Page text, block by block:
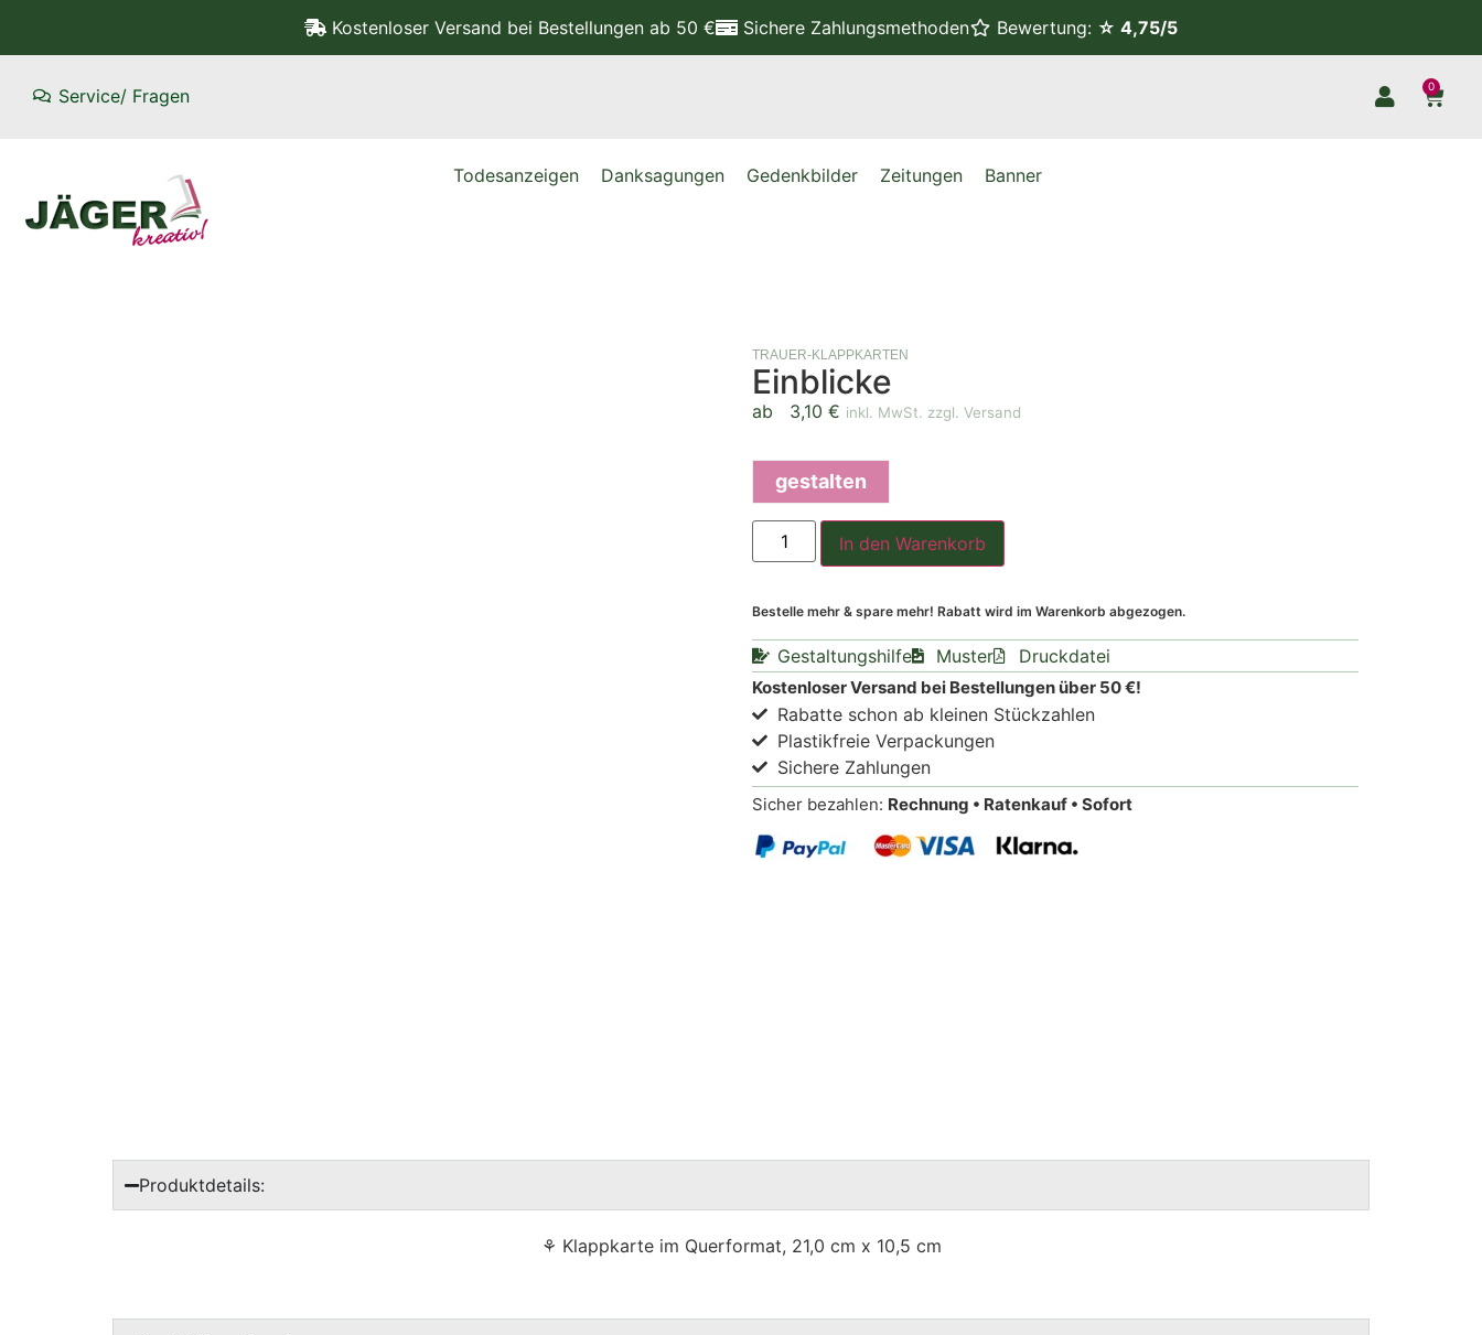
Kostenloser Versand bei Bestellungen ab 50 € Sichere Zahlungsmethoden Bewertung: ☆ 4,75/5
Service/ Fragen 0
Todesanzeigen Danksagungen Gedenkbilder Zeitungen Banner
TRAUER-KLAPPKARTEN
Einblicke
ab 3,10 € inkl. MwSt. zzgl. Versand
gestalten
In den Warenkorb
Bestelle mehr & spare mehr! Rabatt wird im Warenkorb abgezogen.
Gestaltungshilfe Muster Druckdatei
Kostenloser Versand bei Bestellungen über 50 €!
Rabatte schon ab kleinen Stückzahlen
Plastikfreie Verpackungen
Sichere Zahlungen
Sicher bezahlen: Rechnung • Ratenkauf • Sofort
Produktdetails:
⚘ Klappkarte im Querformat, 21,0 cm x 10,5 cm